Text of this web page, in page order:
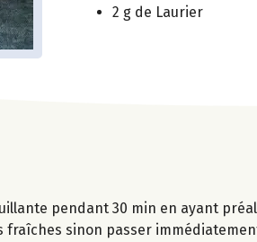
2 g de Laurier
pendant 30 min en ayant
sinon passer